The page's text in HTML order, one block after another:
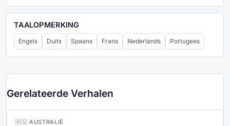
TAALOPMERKING
Engels Duits Spaans Frans Nederlands Portugees
Gerelateerde Verhalen
🇦🇺 AUSTRALIË